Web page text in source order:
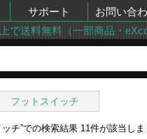
サポート お問い合
で送料無料（一部商品・
フットスイッチ
チ”での検索結果 11 件が該当しま